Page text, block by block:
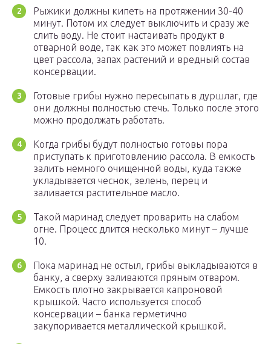
Рыжики должны кипеть на протяжении 30-40
минут. Потом их следует выключить и сразу же
слить воду. Не стоит настаивать продукт в
отварной воде, так как это может повлиять на
цвет рассола, запах растений и вредный состав
консервации.
Готовые грибы нужно пересыпать в дуршлаг, где
они должны полностью стечь. Только после этого
можно продолжать работать.
Когда грибы будут полностью готовы пора
приступать к приготовлению рассола. В емкость
залить немного очищенной воды, куда также
укладывается чеснок, зелень, перец и
заливается растительное масло.
Такой маринад следует проварить на слабом
огне. Процесс длится несколько минут – лучше
10.
Пока маринад не остыл, грибы выкладываются в
банку, а сверху заливаются пряным отваром.
Емкость плотно закрывается капроновой
крышкой. Часто используется способ
консервации – банка герметично
закупоривается металлической крышкой.